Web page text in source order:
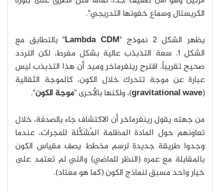
الكريستال وسماع خفوتها التدريجي".
يظهر الشكل 2 نموذج "
Lambda CDM" بالتطابق مع
الشكل 1. سعة التذبذب عالية بشكل مفرط، لكن التردد
صحيح تقريباً. اقترح رينغرماخر وميد أن هذا التذبذب ليس
عبارة عن موجة تتحرك خلال الكون، كالموجة الثقالية
(
gravitational wave)، ولكنها بالأحرى "موجة الكون".
من جهته يقول رينغرماخر أن الاكتشاف جاء بالصدفة، خلال
تعاونهم حول المادة المظلمة المُشَكِّلة للمجرات، عندما
وجدوا طريقة جديدة لرسم مخطط يصف مقياس الكون
بالمقابلة مع عمره (النظر للماضي) والتي لم تعتمد على
خيار واحد مسبق لنماذج الكون (كما هو معتاد).